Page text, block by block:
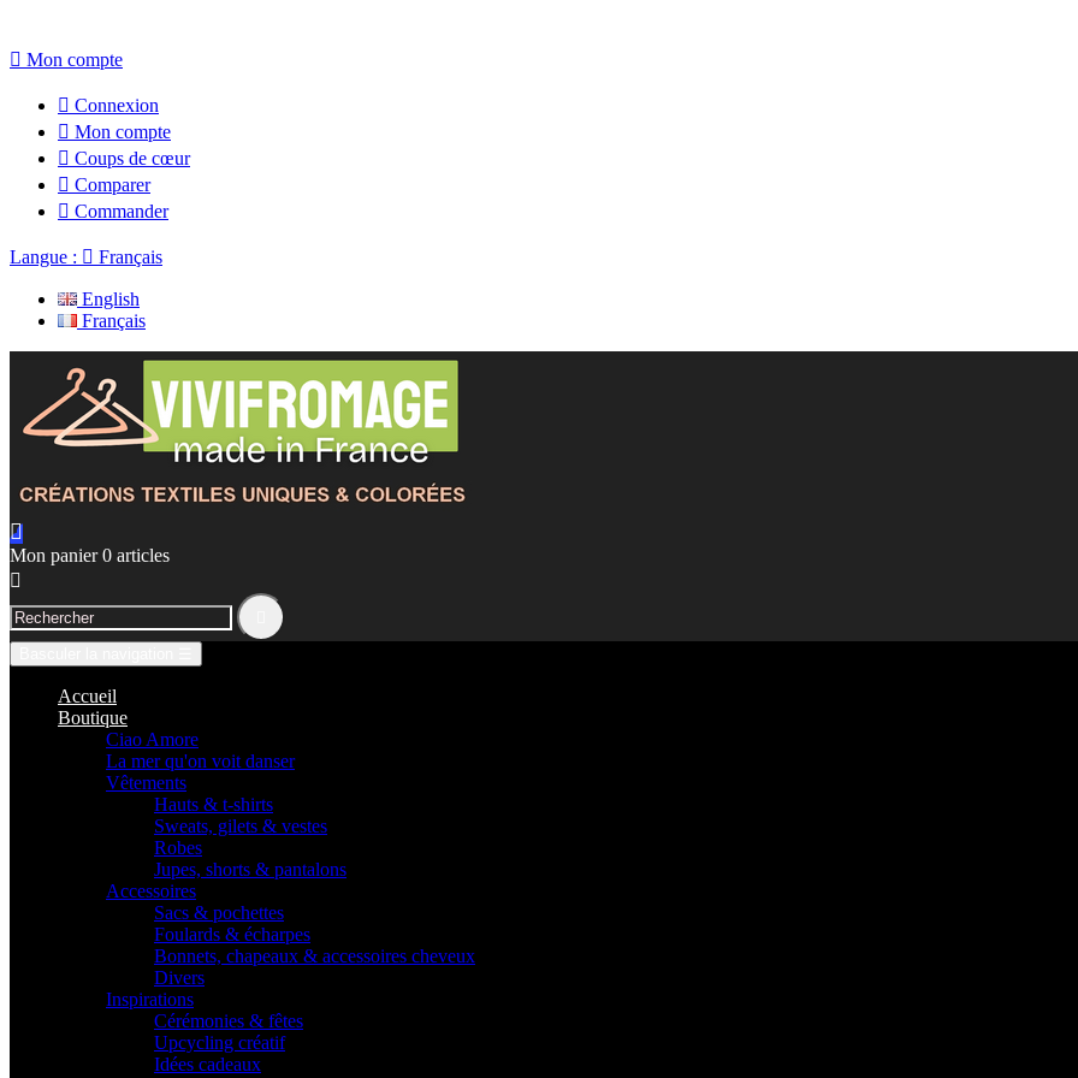
 Mon compte
 Connexion
 Mon compte
 Coups de cœur
 Comparer
 Commander
Langue :  Français
English
Français

Mon panier 0 articles

Accueil
Boutique
Ciao Amore
La mer qu'on voit danser
Vêtements
Hauts & t-shirts
Sweats, gilets & vestes
Robes
Jupes, shorts & pantalons
Accessoires
Sacs & pochettes
Foulards & écharpes
Bonnets, chapeaux & accessoires cheveux
Divers
Inspirations
Cérémonies & fêtes
Upcycling créatif
Idées cadeaux